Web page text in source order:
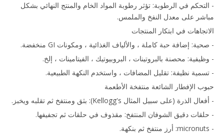
- التحكم في الرطوبة: تؤثر رطوبة المواد الخام والمنتج النهائي بشكل
مباشر على معدل النفخ والملمس.
الاتجاهات في ابتكار المنتجات
- صحية: إضافة حبة كاملة ، والألياف الغذائية ، ومكونات GI منخفضة.
- وظيفية: محصنة بالبروتينات ، البروبيوتيك ، الفيتامينات ، إلخ.
- تسمية نظيفة: تقليل المضافات ، واستخدم النكهة الطبيعية.
حبوب الإفطار الشائعة منتفخة الأطعمة
- أفعال الذرة (على سبيل المثال Kellogg's): بثق ومنتفخ ثم تقلبه ويخبز.
- حلقات دقيق الشوفان المنتفخ: مقذوف في حلقات ثم تجفيفها.
- micronuts: أرز منتفخ ثم بنكهة.